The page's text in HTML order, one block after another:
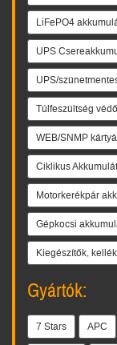
LiFePO4
UPS
UPS/
Túlfeszültség
WEB/SNMP
Ciklikus
Motorkerékpár
Gépkocsi
Kiegészítők,
Gyártók:
7 Stars APC